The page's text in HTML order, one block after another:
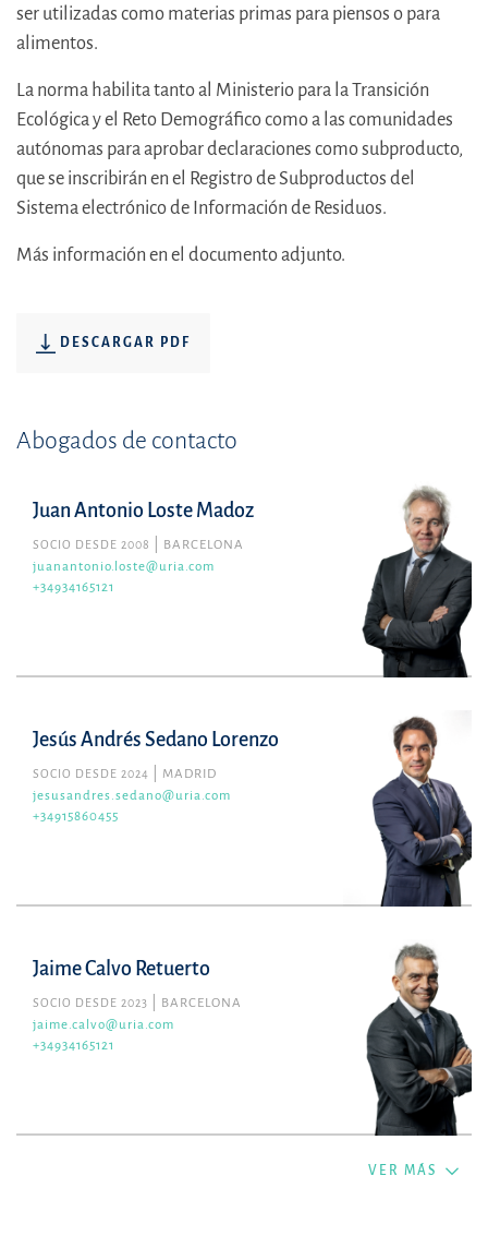
ser utilizadas como materias primas para piensos o para
alimentos.
La norma habilita tanto al Ministerio para la Transición
Ecológica y el Reto Demográfico como a las comunidades
autónomas para aprobar declaraciones como subproducto,
que se inscribirán en el Registro de Subproductos del
Sistema electrónico de Información de Residuos.
Más información en el documento adjunto.
DESCARGAR PDF
Abogados de contacto
Juan Antonio Loste Madoz
SOCIO DESDE 2008
BARCELONA
juanantonio.loste@uria.com
+34934165121
Jesús Andrés Sedano Lorenzo
SOCIO DESDE 2024
MADRID
jesusandres.sedano@uria.com
+34915860455
Jaime Calvo Retuerto
SOCIO DESDE 2023
BARCELONA
jaime.calvo@uria.com
+34934165121
VER MÁS